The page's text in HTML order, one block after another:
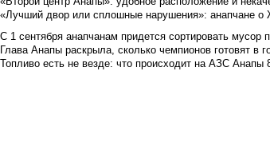
«Лучший двор или сплошные нарушения»: анапчане
С 1 сентября анапчанам придется сортировать мусор
Глава Анапы раскрыла, сколько чемпионов готовят в
Топливо есть не везде: что происходит на АЗС Анапы